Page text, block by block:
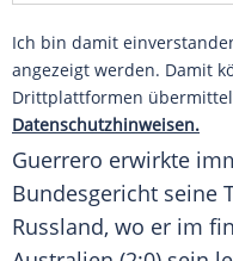
Ich bin damit
angezeigt werden. Damit
Drittplattformen
Datenschutzhinweisen.
Guerrero erwirkte
Bundesgericht seine
Russland, wo er im